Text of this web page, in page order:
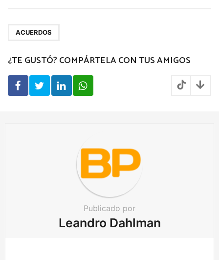
i
n
t
ACUERDOS
¿TE GUSTÓ? COMPÁRTELA CON TUS AMIGOS
Publicado por
Leandro Dahlman